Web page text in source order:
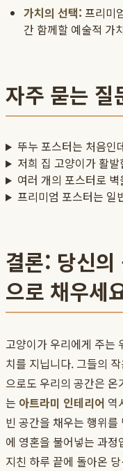
가치의 선택: 프리미
간 함께할 예술적 가
자주 묻는 질
뚜누 포스터는 처음인
저희 집 고양이가 활
여러 개의 포스터로
프리미엄 포스터는 일
결론: 당신의
으로 채우세
고양이가 우리에게 주는
치를 지닙니다. 그들의
으로도 우리의 공간은 온
는 아트라미 인테리어 역
빈 공간을 채우는 행위
에 영혼을 불어넣는 과정
지친 하루 끝에 돌아온